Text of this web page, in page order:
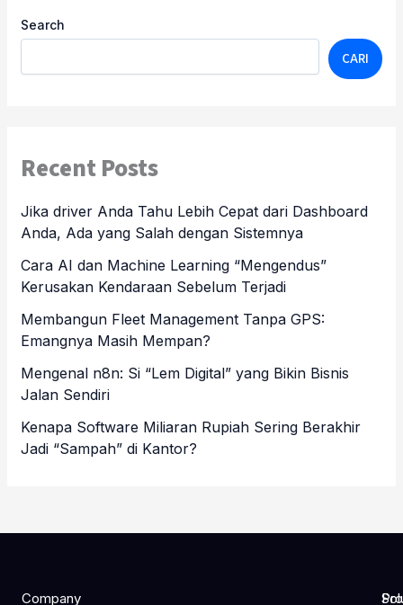
Search
CARI
Recent Posts
Jika driver Anda Tahu Lebih Cepat dari Dashboard
Anda, Ada yang Salah dengan Sistemnya
Cara AI dan Machine Learning “Mengendus”
Kerusakan Kendaraan Sebelum Terjadi
Membangun Fleet Management Tanpa GPS:
Emangnya Masih Mempan?
Mengenal n8n: Si “Lem Digital” yang Bikin Bisnis
Jalan Sendiri
Kenapa Software Miliaran Rupiah Sering Berakhir
Jadi “Sampah” di Kantor?
Company